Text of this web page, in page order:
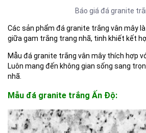
Báo giá đá granite
Các sản phẩm đá granite trắng vân mây
giữa gam trắng trang nhã, tinh khiết kết
Mẫu đá granite trắng vân mây thích hợp
Luôn mang đến không gian sống sang
nhã.
Mẫu đá granite trắng Ấn Độ: